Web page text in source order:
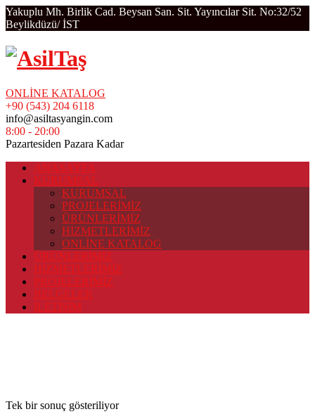
Yakuplu Mh. Birlik Cad. Beysan San. Sit. Yayıncılar Sit. No:32/52
Beylikdüzü/ İST
ONLİNE KATALOG
+90 (543) 204 6118
info@asiltasyangin.com
8:00 - 20:00
Pazartesiden Pazara Kadar
ANASAYFA
KURUMSAL
KURUMSAL
PROJELERİMİZ
ÜRÜNLERİMİZ
HİZMETLERİMİZ
ONLİNE KATALOG
ÜRÜNLERİMİZ
HİZMETLERİMİZ
PROJELERİMİZ
BELGELER
İLETİŞİM
Tek bir sonuç gösteriliyor